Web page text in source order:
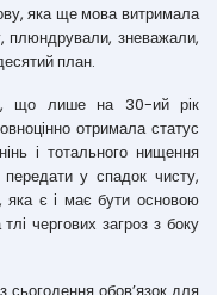
яка ще мова витримала
плюндрували, зневажали,
план.
що лише на 30-ий рік
отримала статус
і тотального нищення
у спадок чисту,
яка є і має бути основою
чергових загроз з боку